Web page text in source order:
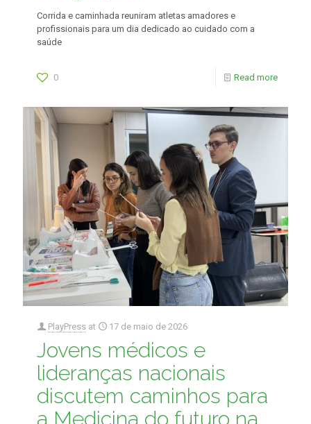
Corrida e caminhada reuniram atletas amadores e
profissionais para um dia dedicado ao cuidado com a
saúde
0 Read more
PlayPress at 17 de maio de 2026
Jovens médicos e
lideranças nacionais
discutem caminhos para
a Medicina do futuro na